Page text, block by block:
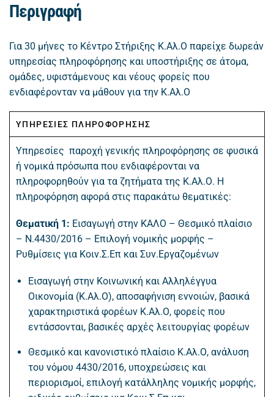
Περιγραφή
Για 30 μήνες το Κέντρο Στήριξης Κ.Αλ.Ο παρείχε δωρεάν
υπηρεσίας πληροφόρησης και υποστήριξης σε άτομα,
ομάδες, υφιστάμενους και νέους φορείς που
ενδιαφέρονταν να μάθουν για την Κ.Αλ.Ο
ΥΠΗΡΕΣΙΕΣ ΠΛΗΡΟΦΟΡΗΣΗΣ
Υπηρεσίες παροχή γενικής πληροφόρησης σε φυσικά
ή νομικά πρόσωπα που ενδιαφέρονται να
πληροφορηθούν για τα ζητήματα της Κ.Αλ.Ο. Η
πληροφόρηση αφορά στις παρακάτω θεματικές:
Θεματική 1: Εισαγωγή στην ΚΑΛΟ – Θεσμικό πλαίσιο
– Ν.4430/2016 – Επιλογή νομικής μορφής –
Ρυθμίσεις για Κοιν.Σ.Επ και Συν.Εργαζομένων
Εισαγωγή στην Κοινωνική και Αλληλέγγυα
Οικονομία (Κ.Αλ.Ο), αποσαφήνιση εννοιών, βασικά
χαρακτηριστικά φορέων Κ.Αλ.Ο, φορείς που
εντάσσονται, βασικές αρχές λειτουργίας φορέων
Θεσμικό και κανονιστικό πλαίσιο Κ.Αλ.Ο, ανάλυση
του νόμου 4430/2016, υποχρεώσεις και
περιορισμοί, επιλογή κατάλληλης νομικής μορφής,